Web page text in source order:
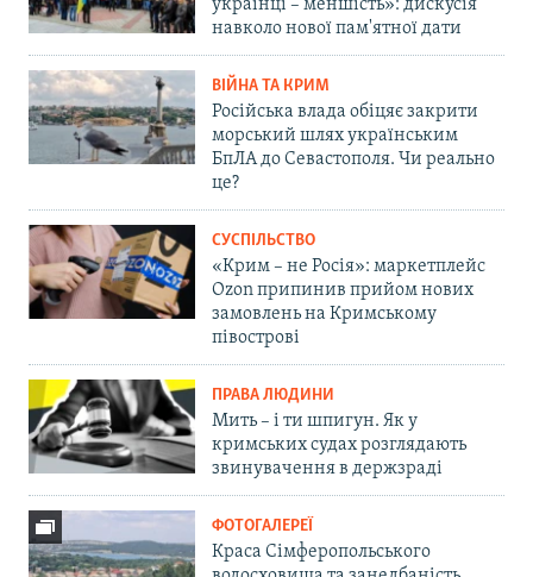
українці – меншість»: дискусія
навколо нової пам'ятної дати
ВІЙНА ТА КРИМ
Російська влада обіцяє закрити
морський шлях українським
БпЛА до Севастополя. Чи реально
це?
СУСПІЛЬСТВО
«Крим – не Росія»: маркетплейс
Ozon припинив прийом нових
замовлень на Кримському
півострові
ПРАВА ЛЮДИНИ
Мить – і ти шпигун. Як у
кримських судах розглядають
звинувачення в держзраді
ФОТОГАЛЕРЕЇ
Краса Сімферопольського